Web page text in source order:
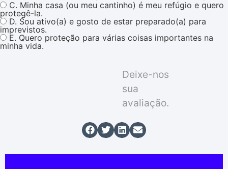
C. Minha casa (ou meu cantinho) é meu refúgio e quero
protegê-la.
D. Sou ativo(a) e gosto de estar preparado(a) para
imprevistos.
E. Quero proteção para várias coisas importantes na
minha vida.
Deixe-nos
sua
avaliação.